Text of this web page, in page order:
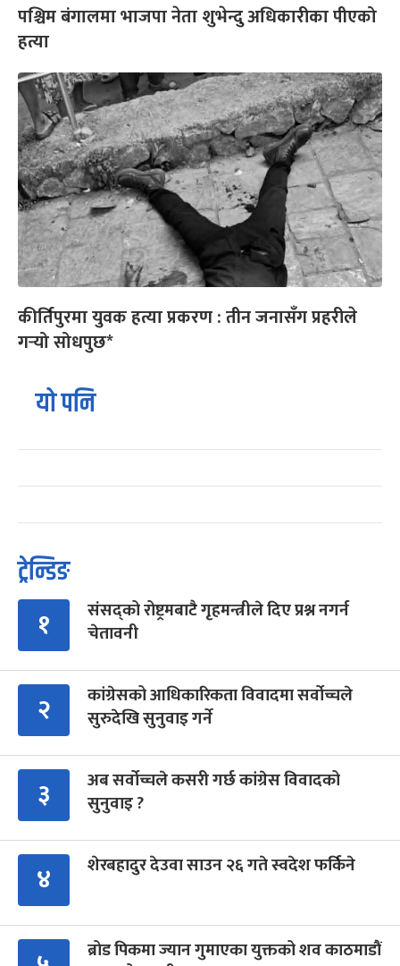
पश्चिम बंगालमा भाजपा नेता शुभेन्दु अधिकारीका पीएको
हत्या
कीर्तिपुरमा युवक हत्या प्रकरण : तीन जनासँग प्रहरीले
गर्‍यो सोधपुछ*
यो पनि
ट्रेन्डिङ
१
संसद्को रोष्ट्रमबाटै गृहमन्त्रीले दिए प्रश्न नगर्न
चेतावनी
२
कांग्रेसको आधिकारिकता विवादमा सर्वोच्चले
सुरुदेखि सुनुवाइ गर्ने
३
अब सर्वोच्चले कसरी गर्छ कांग्रेस विवादको
सुनुवाइ ?
४ शेरबहादुर देउवा साउन २६ गते स्वदेश फर्किने
ब्रोड पिकमा ज्यान गुमाएका युक्तको शव काठमाडौं